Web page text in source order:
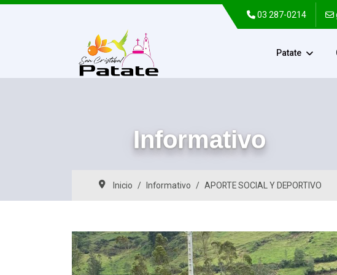
03 287-0214
Patate
Informativo
Inicio Informativo APORTE SOCIAL Y DEPORTIVO